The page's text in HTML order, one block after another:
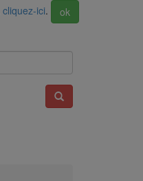
cliquez-ici. ok